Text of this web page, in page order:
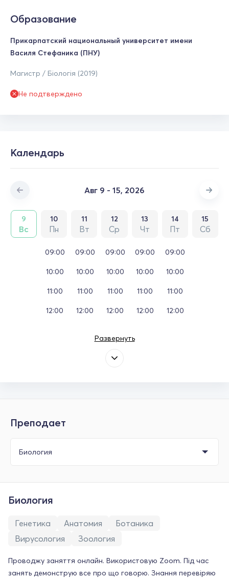
Образование
Прикарпатский национальный университет имени
Василя Стефаника (ПНУ)
Магистр / Біологія (2019)
Не подтверждено
Календарь
Авг 9 - 15, 2026
9
Вс
10
Пн
11
Вт
12
Ср
13
Чт
14
Пт
15
Сб
09:00
10:00
11:00
12:00
09:00
10:00
11:00
12:00
09:00
10:00
11:00
12:00
09:00
10:00
11:00
12:00
09:00
10:00
11:00
12:00
Развернуть
Преподает
Биология
Генетика Анатомия
Ботаника
Вирусология
Зоология
Проводжу заняття онлайн. Використовую Zoom. Під час
занять демонструю все про що говорю. Знання перевіряю